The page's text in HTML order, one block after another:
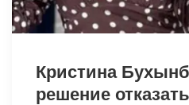
Кристина
решение